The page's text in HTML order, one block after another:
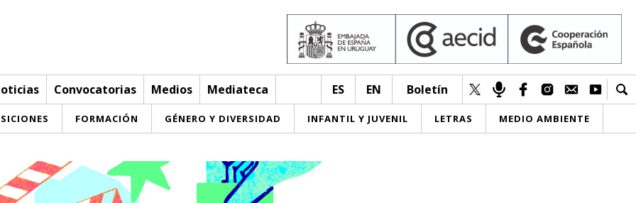
Convocatorias Medios Mediateca ES EN Boletín
FORMACIÓN GÉNERO Y DIVERSIDAD INFANTIL Y JUVENIL LETRAS MEDIO AMBIENTE